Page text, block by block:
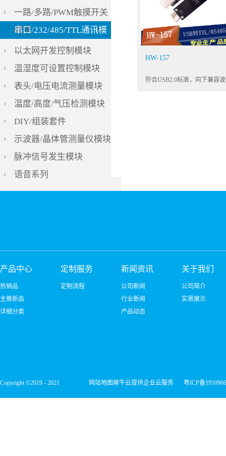
一路/多路/PWM触摸开关
模块
串口/232/485/TTL通讯模
块
以太网开发控制模块
温湿度可设置控制模块
表头/电压电流测量模块
温度/高度/气压检测模块
DIY/组装套件
示波器/晶体管测量仪模块
脉冲信号发生模块
语音系列
HW-157
产品中心
热销品
主推新品
详细分类
定制服务
定制流程
新闻资讯
公司新闻
行业新闻
产品动态
关于我们
公司简介
实景展示
Copyright ©2019 - 2021 网站地图犀牛云提供企业云服务 粤ICP备